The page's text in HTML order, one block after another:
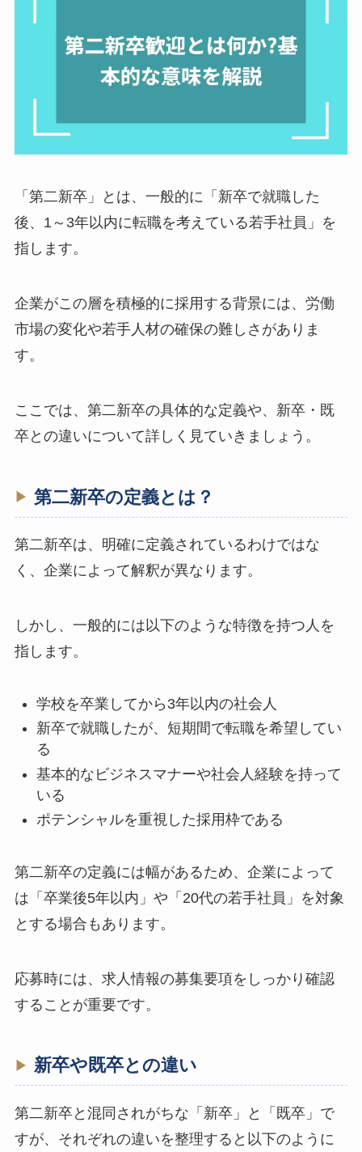
「第二新卒」とは、一般的に「新卒で就職した
後、1～3年以内に転職を考えている若手社員」を
指します。
企業がこの層を積極的に採用する背景には、労働
市場の変化や若手人材の確保の難しさがありま
す。
ここでは、第二新卒の具体的な定義や、新卒・既
卒との違いについて詳しく見ていきましょう。
第二新卒の定義とは？
第二新卒は、明確に定義されているわけではな
く、企業によって解釈が異なります。
しかし、一般的には以下のような特徴を持つ人を
指します。
学校を卒業してから3年以内の社会人
新卒で就職したが、短期間で転職を希望してい
る
基本的なビジネスマナーや社会人経験を持って
いる
ポテンシャルを重視した採用枠である
第二新卒の定義には幅があるため、企業によって
は「卒業後5年以内」や「20代の若手社員」を対象
とする場合もあります。
応募時には、求人情報の募集要項をしっかり確認
することが重要です。
新卒や既卒との違い
第二新卒と混同されがちな「新卒」と「既卒」で
すが、それぞれの違いを整理すると以下のように